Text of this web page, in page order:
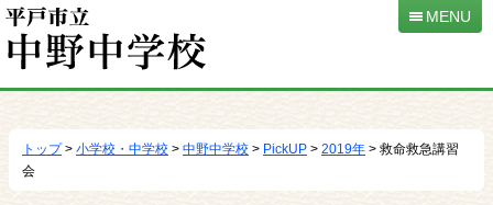
動
MENU
トップ> 小学校・中学校 > 中野中学校 > PickUP > 2019年 > 救命救急講習
会